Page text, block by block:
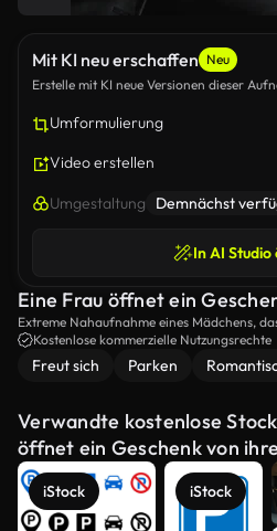
Mit KI neu erschaffen Neu
Erstelle mit KI neue Versionen dieser
Umformulierung
Video erstellen
Umgestaltung Demnächst
In AI
Eine Frau öffnet ein
Extreme Nahaufnahme eines Mädchens,
in einem Stadtpark öffnet.
Kostenlose kommerzielle Nutzungsrechte
Freut sich Parken
Verwandte kostenlose
öffnet ein Geschenk von
iStock iStock